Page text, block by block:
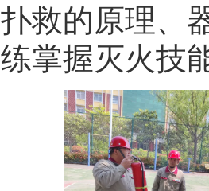
救的原理、
掌握灭火技